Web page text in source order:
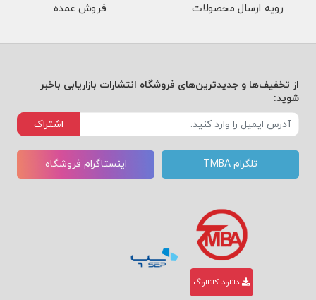
رویه ارسال محصولات فروش عمده
از تخفیف‌ها و جدیدترین‌های فروشگاه انتشارات بازاریابی باخبر
شوید:
اشتراک
تلگرام TMBA اینستاگرام فروشگاه
دانلود کاتالوگ